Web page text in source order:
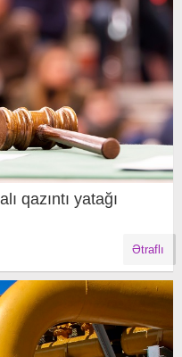
qazıntı yatağı
Ətraflı